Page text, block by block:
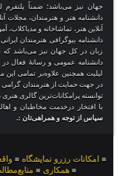
جهان نیز می‌باشد؛ ضمناً پلتفرم
دانشنامه هنر و هنرمندان، مجلات
آنلاین هنر، تماشاخانه و
دانشنامه بیوگرافی هنرمندان
زبان در کل جهان نیز می‌باشد که
دانشنامه عمومی و رسانهٔ فعال
لیلیت همچنین علاوه‌بر تمامی این
در جهت حمایت از هنرمندان گرامی
توانسته پرامکانات‌ترین گالری هنری
با افتخار درخدمت مخاطبان و
سپاس از توجه و همراهی‌تان :.
≡ امکانات رزرو نمایشگاه ≡
≡ همکاری ≡